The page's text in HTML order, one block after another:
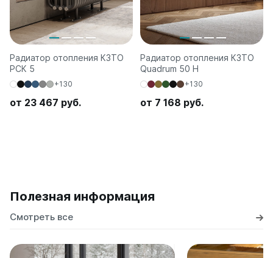
Радиатор отопления КЗТО
РСК 5
+130
от 23 467 руб.
Радиатор отопления КЗТО
Quadrum 50 H
+130
от 7 168 руб.
Полезная информация
Смотреть все